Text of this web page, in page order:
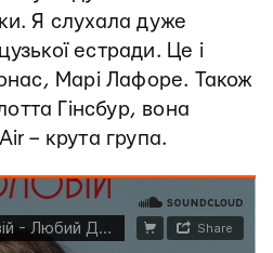
Я слухала дуже
естради. Це і
Марі Лафоре. Також
Гінсбур, вона
– крута група.